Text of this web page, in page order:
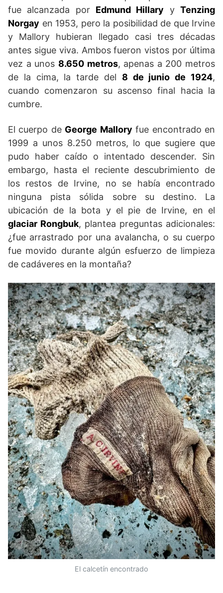
fue alcanzada por Edmund Hillary yTenzing
Norgay en 1953, pero la posibilidad de que Irvine
y Mallory hubieran llegado casi tres décadas
antes sigue viva. Ambos fueron vistos por última
vez a unos 8.650 metros, apenas a 200 metros
de la cima, la tarde del 8 de junio de 1924,
cuando comenzaron su ascenso final hacia la
cumbre.
El cuerpo de George Mallory fue encontrado en
1999 a unos 8.250 metros, lo que sugiere que
pudo haber caído o intentado descender. Sin
embargo, hasta el reciente descubrimiento de
los restos de Irvine, no se había encontrado
ninguna pista sólida sobre su destino. La
ubicación de la bota y el pie de Irvine, en el
glaciar Rongbuk, plantea preguntas adicionales:
¿fue arrastrado por una avalancha, o su cuerpo
fue movido durante algún esfuerzo de limpieza
de cadáveres en la montaña?
El calcetín encontrado